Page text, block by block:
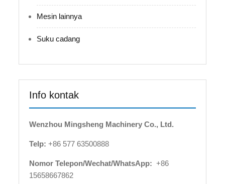
Mesin lainnya
Suku cadang
Info kontak
Wenzhou Mingsheng Machinery Co., Ltd.
Telp: +86 577 63500888
Nomor Telepon/Wechat/WhatsApp: +86
15658667862